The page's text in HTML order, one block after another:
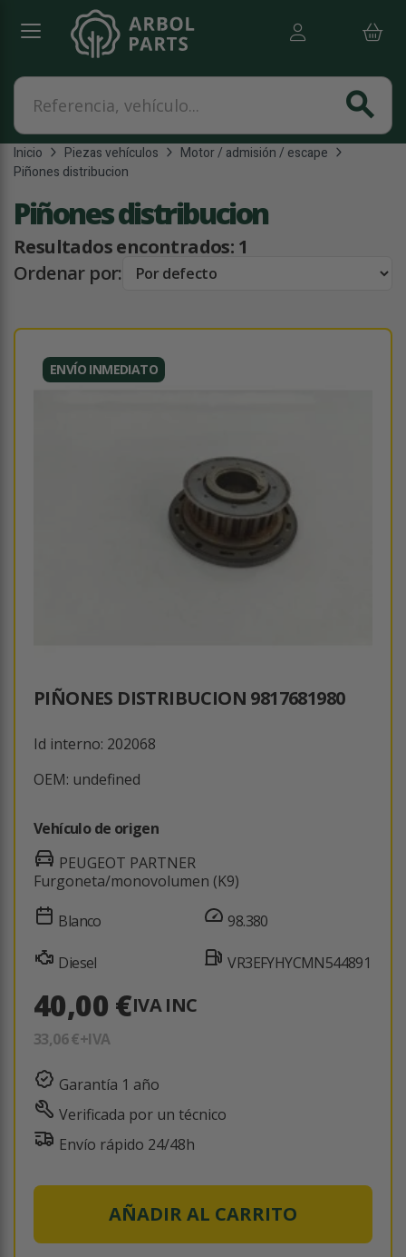
Referencia, vehículo...
search
Inicio Piezas vehículos
Motor / admisión / escape
Piñones distribucion
Piñones distribucion
Resultados encontrados: 1
Ordenar por:
ENVÍO INMEDIATO
PIÑONES DISTRIBUCION 9817681980
Id interno: 202068
OEM: undefined
Vehículo de origen
PEUGEOT PARTNER
Furgoneta/monovolumen (K9)
Blanco
Diesel
98.380
VR3EFYHYCMN544891
40,00 €IVA INC
33,06 €+IVA
Garantía 1 año
Verificada por un técnico
Envío rápido 24/48h
AÑADIR AL CARRITO